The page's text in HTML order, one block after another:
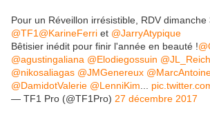
Pour un Réveillon irrésistible, RDV
@TF1 @KarineFerri et @JarryAtypique
Bêtisier inédit pour finir l'année en beauté !
@agustingaliana @Elodiegossuin
@nikosaliagas @JMGenereux
@DamidotValerie @LenniKim
— TF1 Pro (@TF1Pro) 27 décembre 2017